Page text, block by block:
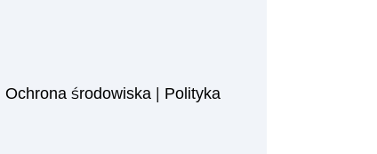
Ochrona środowiska| Polityka